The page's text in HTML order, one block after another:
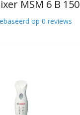
MSM 6 B 150
op 0 reviews